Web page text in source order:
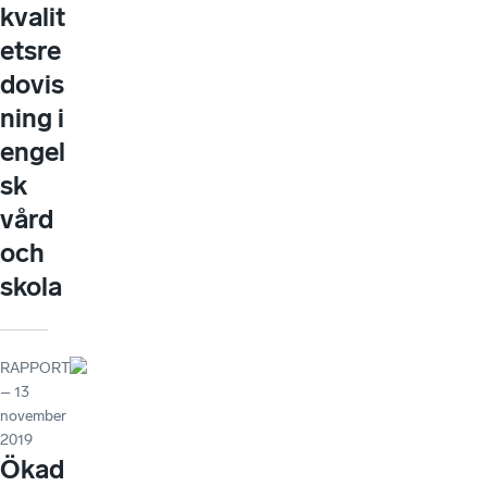
kvalit
etsre
dovis
ning i
engel
sk
vård
och
skola
RAPPORT
– 13
november
2019
Ökad